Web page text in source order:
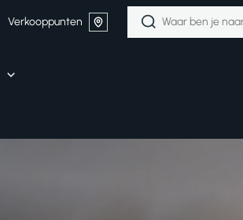
Verkooppunten
Zoeken
naar: